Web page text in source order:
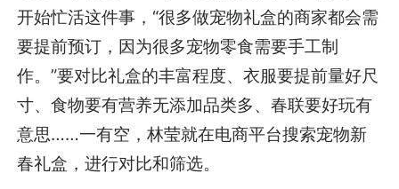
开始忙活这件事，“很多做宠物礼盒的商家都会需
要提前预订，因为很多宠物零食需要手工制
作。”要对比礼盒的丰富程度、衣服要提前量好尺
寸、食物要有营养无添加品类多、春联要好玩有
意思……一有空，林莹就在电商平台搜索宠物新
春礼盒，进行对比和筛选。